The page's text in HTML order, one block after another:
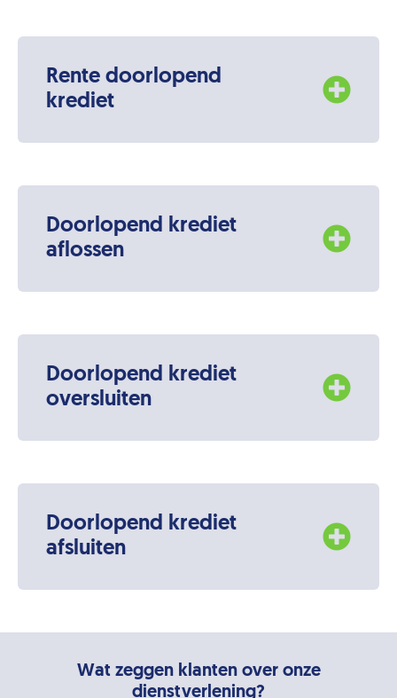
Rente doorlopend
krediet
Doorlopend krediet
aflossen
Doorlopend krediet
oversluiten
Doorlopend krediet
afsluiten
Wat zeggen klanten over onze
dienstverlening?